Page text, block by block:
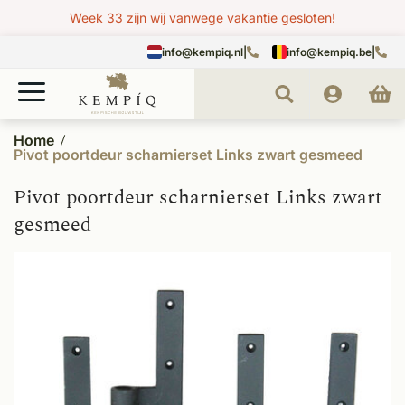
Week 33 zijn wij vanwege vakantie gesloten!
info@kempiq.nl info@kempiq.be
Home
Pivot poortdeur scharnierset Links zwart gesmeed
Pivot poortdeur scharnierset Links zwart
gesmeed